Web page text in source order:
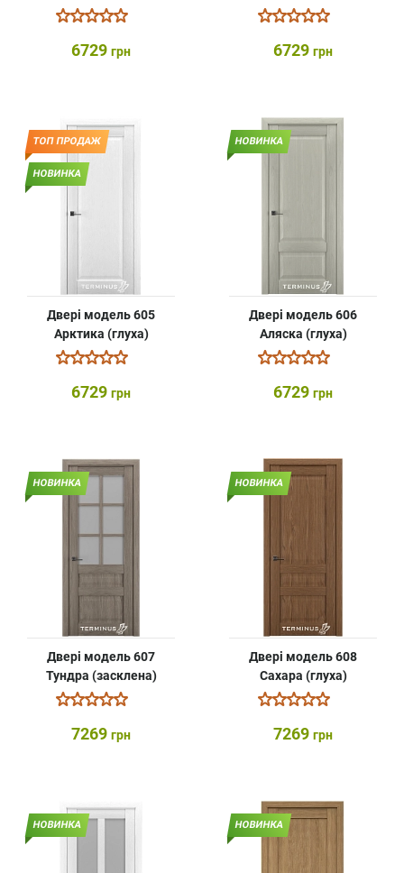
6729 грн 6729 грн
ТОП ПРОДАЖ
НОВИНКА
Двері модель 605
Арктика (глуха)
6729 грн
НОВИНКА
Двері модель 606
Аляска (глуха)
6729 грн
НОВИНКА
Двері модель 607
Тундра (засклена)
7269 грн
НОВИНКА
Двері модель 608
Сахара (глуха)
7269 грн
НОВИНКА НОВИНКА